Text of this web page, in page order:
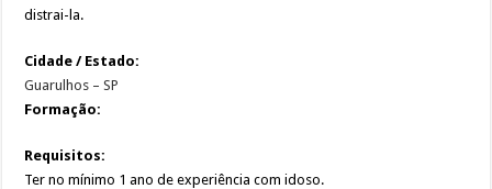
distrai-la.
Cidade / Estado:
Guarulhos – SP
Formação:
Requisitos:
Ter no mínimo 1 ano de experiência com idoso.